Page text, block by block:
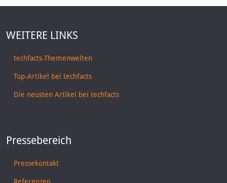
WEITERE LINKS
techfacts-Themenwelten
Top-Artikel bei techfacts
Die neusten Artikel bei techfacts
Pressebereich
Pressekontakt